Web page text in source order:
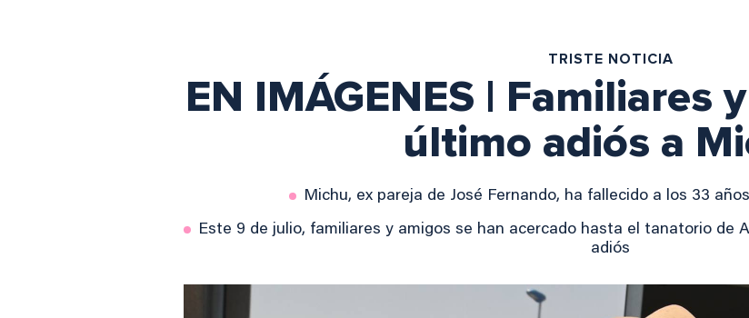
TRISTE NOTICIA
EN IMÁGENES | Familiares
último adiós a
Michu, ex pareja de José Fernando, ha fallecido a los 33
Este 9 de julio, familiares y amigos se han acercado hasta el tanatorio de
adiós